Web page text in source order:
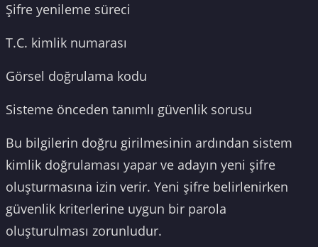
Şifre yenileme süreci
T.C. kimlik numarası
Görsel doğrulama kodu
Sisteme önceden tanımlı güvenlik sorusu
Bu bilgilerin doğru girilmesinin ardından sistem
kimlik doğrulaması yapar ve adayın yeni şifre
oluşturmasına izin verir. Yeni şifre belirlenirken
güvenlik kriterlerine uygun bir parola
oluşturulması zorunludur.